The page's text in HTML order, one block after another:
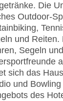
Die
Outdoor-
und Reiten.
Segeln
sich das
und
des